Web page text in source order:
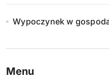
Wypoczynek w
Menu